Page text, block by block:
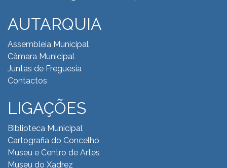
AUTARQUIA
Assembleia Municipal
Câmara Municipal
Juntas de Freguesia
Contactos
LIGAÇÕES
Biblioteca Municipal
Cartografia do Concelho
Museu e Centro de Artes
Museu do Xadrez